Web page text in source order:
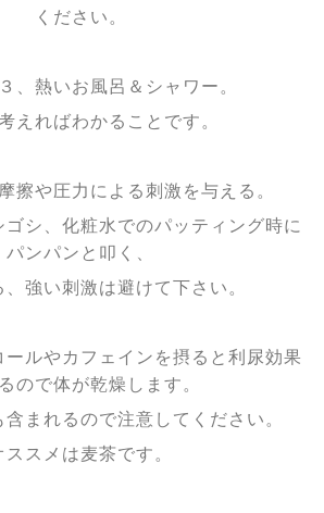
ください。
、熱いお風呂＆シャワー。
えればわかることです。
擦や圧力による刺激を与える。
シ、化粧水でのパッティング時に
パンパンと叩く、
強い刺激は避けて下さい。
ールやカフェインを摂ると利尿効果
ので体が乾燥します。
まれるので注意してください。
ススメは麦茶です。